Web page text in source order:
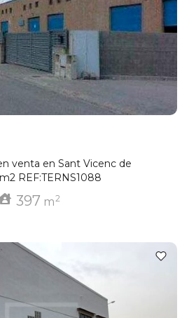
venta en Sant Vicenc de
REF:TERNS1088
397 m2